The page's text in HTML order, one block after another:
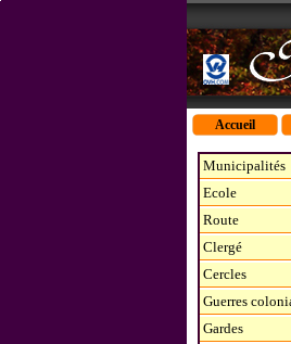
Accueil
Municipalités
Ecole
Route
Clergé
Cercles
Guerres
Gardes